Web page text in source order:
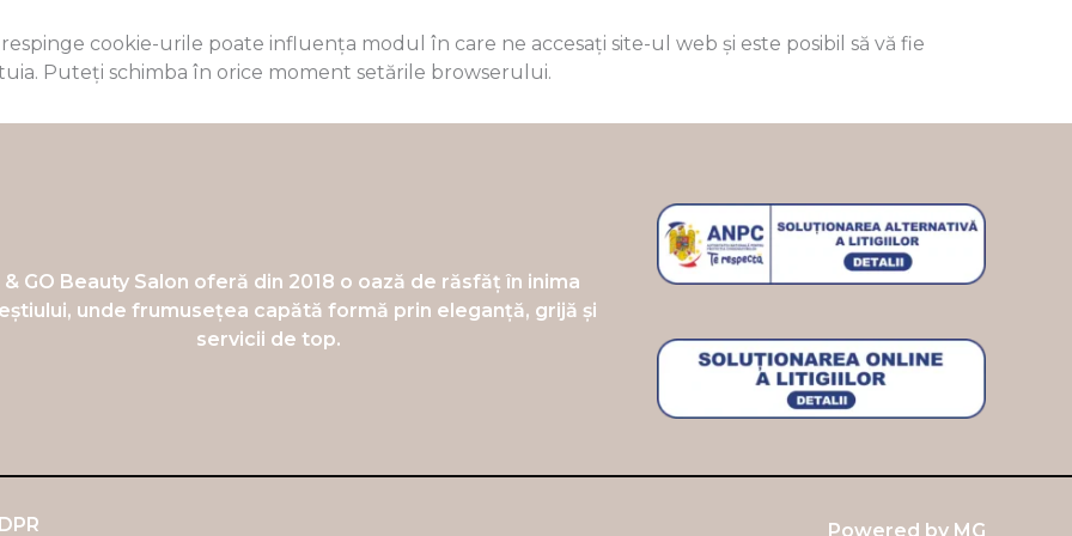
cookie-urile poate influența modul în care ne accesați site-ul web și este posibil să vă fie
Puteți schimba în orice moment setările browserului.
& GO Beauty Salon oferă din 2018 o oază de răsfăț în inima
unde frumusețea capătă formă prin eleganță, grijă și
servicii de top.
Powered by MG